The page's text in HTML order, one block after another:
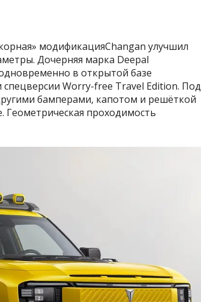
модификацияChangan улучшил
Дочерняя марка Deepal
в открытой базе
Worry-free Travel Edition. Под
бамперами, капотом и решёткой
проходимость